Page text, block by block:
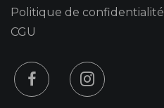
Politique de confidentialité
CGU